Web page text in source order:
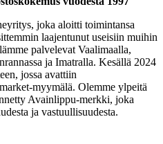
joka aloitti toimintansa
laajentunut useisiin muihin
palvelevat Vaalimaalla,
ja Imatralla. Kesällä 2024
jossa avattiin
myymälä. Olemme ylpeitä
Avainlippu-merkki, joka
ja vastuullisuudesta.